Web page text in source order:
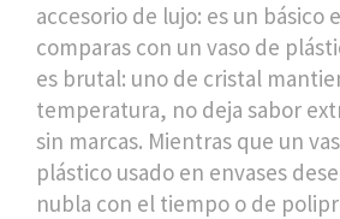
accesorio de lujo: es un básico
comparas con un vaso de
es brutal: uno de cristal
temperatura, no deja sabor
sin marcas. Mientras que un
plástico usado en envases
nubla con el tiempo o de